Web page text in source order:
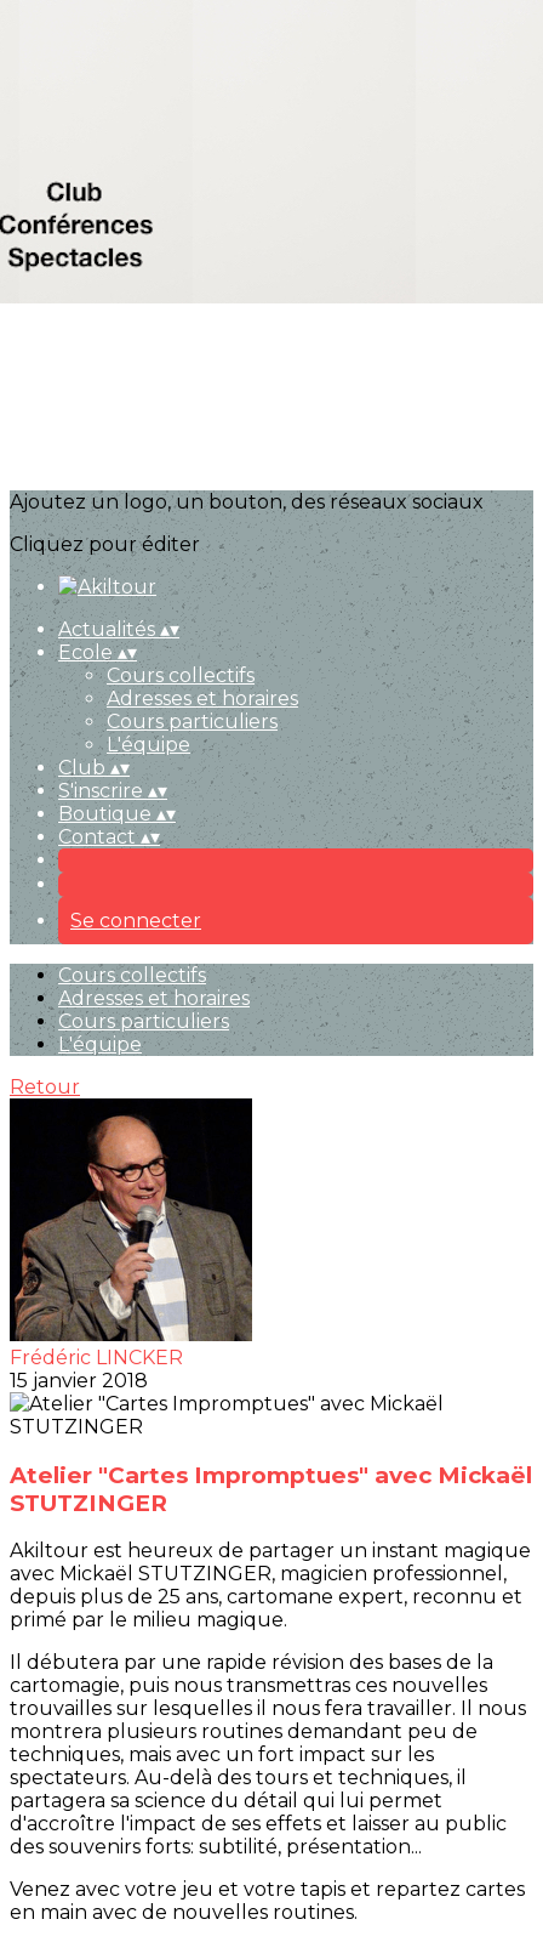
Images de la page d'accueil
Cliquez pour éditer
Ajoutez un logo, un bouton, des réseaux sociaux
Cliquez pour éditer
Actualités ▴▾
Ecole▴▾
Cours collectifs
Adresses et horaires
Cours particuliers
L'équipe
Club ▴▾
S'inscrire ▴▾
Boutique▴▾
Contact ▴▾
Se connecter
Cours collectifs
Adresses et horaires
Cours particuliers
L'équipe
Retour
Frédéric LINCKER
15 janvier 2018
Atelier "Cartes Impromptues" avec Mickaël
STUTZINGER
Akiltour est heureux de partager un instant magique
avec Mickaël STUTZINGER, magicien professionnel,
depuis plus de 25 ans, cartomane expert, reconnu et
primé par le milieu magique.
Il débutera par une rapide révision des bases de la
cartomagie, puis nous transmettras ces nouvelles
trouvailles sur lesquelles il nous fera travailler. Il nous
montrera plusieurs routines demandant peu de
techniques, mais avec un fort impact sur les
spectateurs. Au-delà des tours et techniques, il
partagera sa science du détail qui lui permet
d'accroître l'impact de ses effets et laisser au public
des souvenirs forts: subtilité, présentation...
Venez avec votre jeu et votre tapis et repartez cartes
en main avec de nouvelles routines.